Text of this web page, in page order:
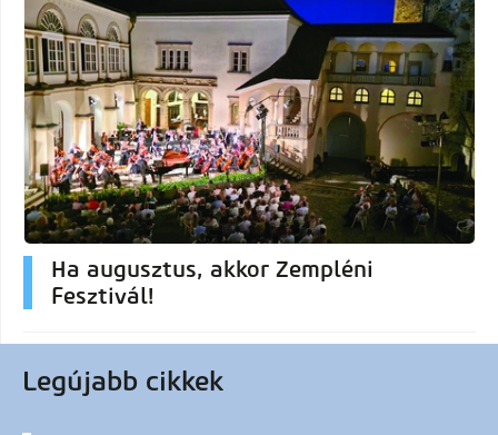
Ha augusztus, akkor Zempléni
Fesztivál!
Legújabb cikkek